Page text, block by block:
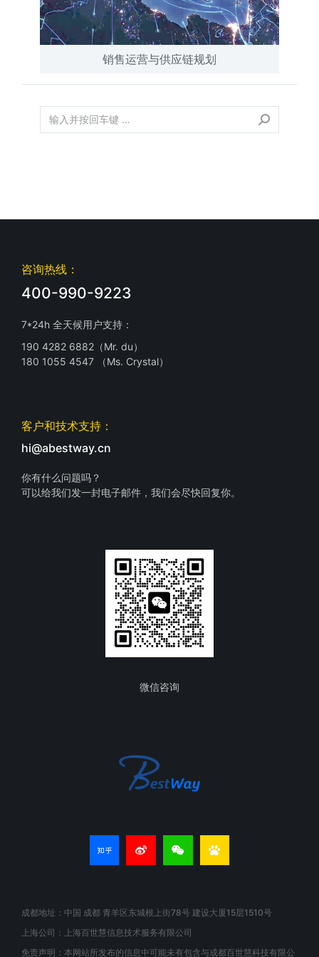
销售运营与供应链规划
咨询热线：
400-990-9223
7*24h 全天候用户支持：
190 4282 6882（Mr. du）
180 1055 4547 （Ms. Crystal）
客户和技术支持：
hi@abestway.cn
你有什么问题吗？
可以给我们发一封电子邮件，我们会尽快回复你。
微信咨询
成都地址：中国 成都 青羊区东城根上街78号 建设大厦15层1510号
上海公司：上海百世慧信息技术服务有限公司
免责声明：本网站所发布的信息中可能未有包含与成都百世慧科技有限公